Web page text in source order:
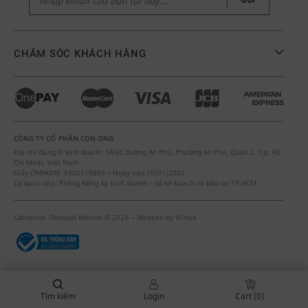
Tìm kiếm Login Cart (0)
CHĂM SÓC KHÁCH HÀNG
CÔNG TY CỔ PHẦN CON ONG
Địa chỉ đăng kí kinh doanh: 586C đường An Phú, Phường An Phú, Quận 2, Tp. Hồ
Chí Minh, Việt Nam
Giấy CNĐKDN: 0302519803 – Ngày cấp 10/01/2002
Cơ quan cấp: Phòng Đăng ký kinh doanh – Sở kế hoạch và Đầu tư TP.HCM.
Catherine Denoual Maison © 2026 – Website byViiVue